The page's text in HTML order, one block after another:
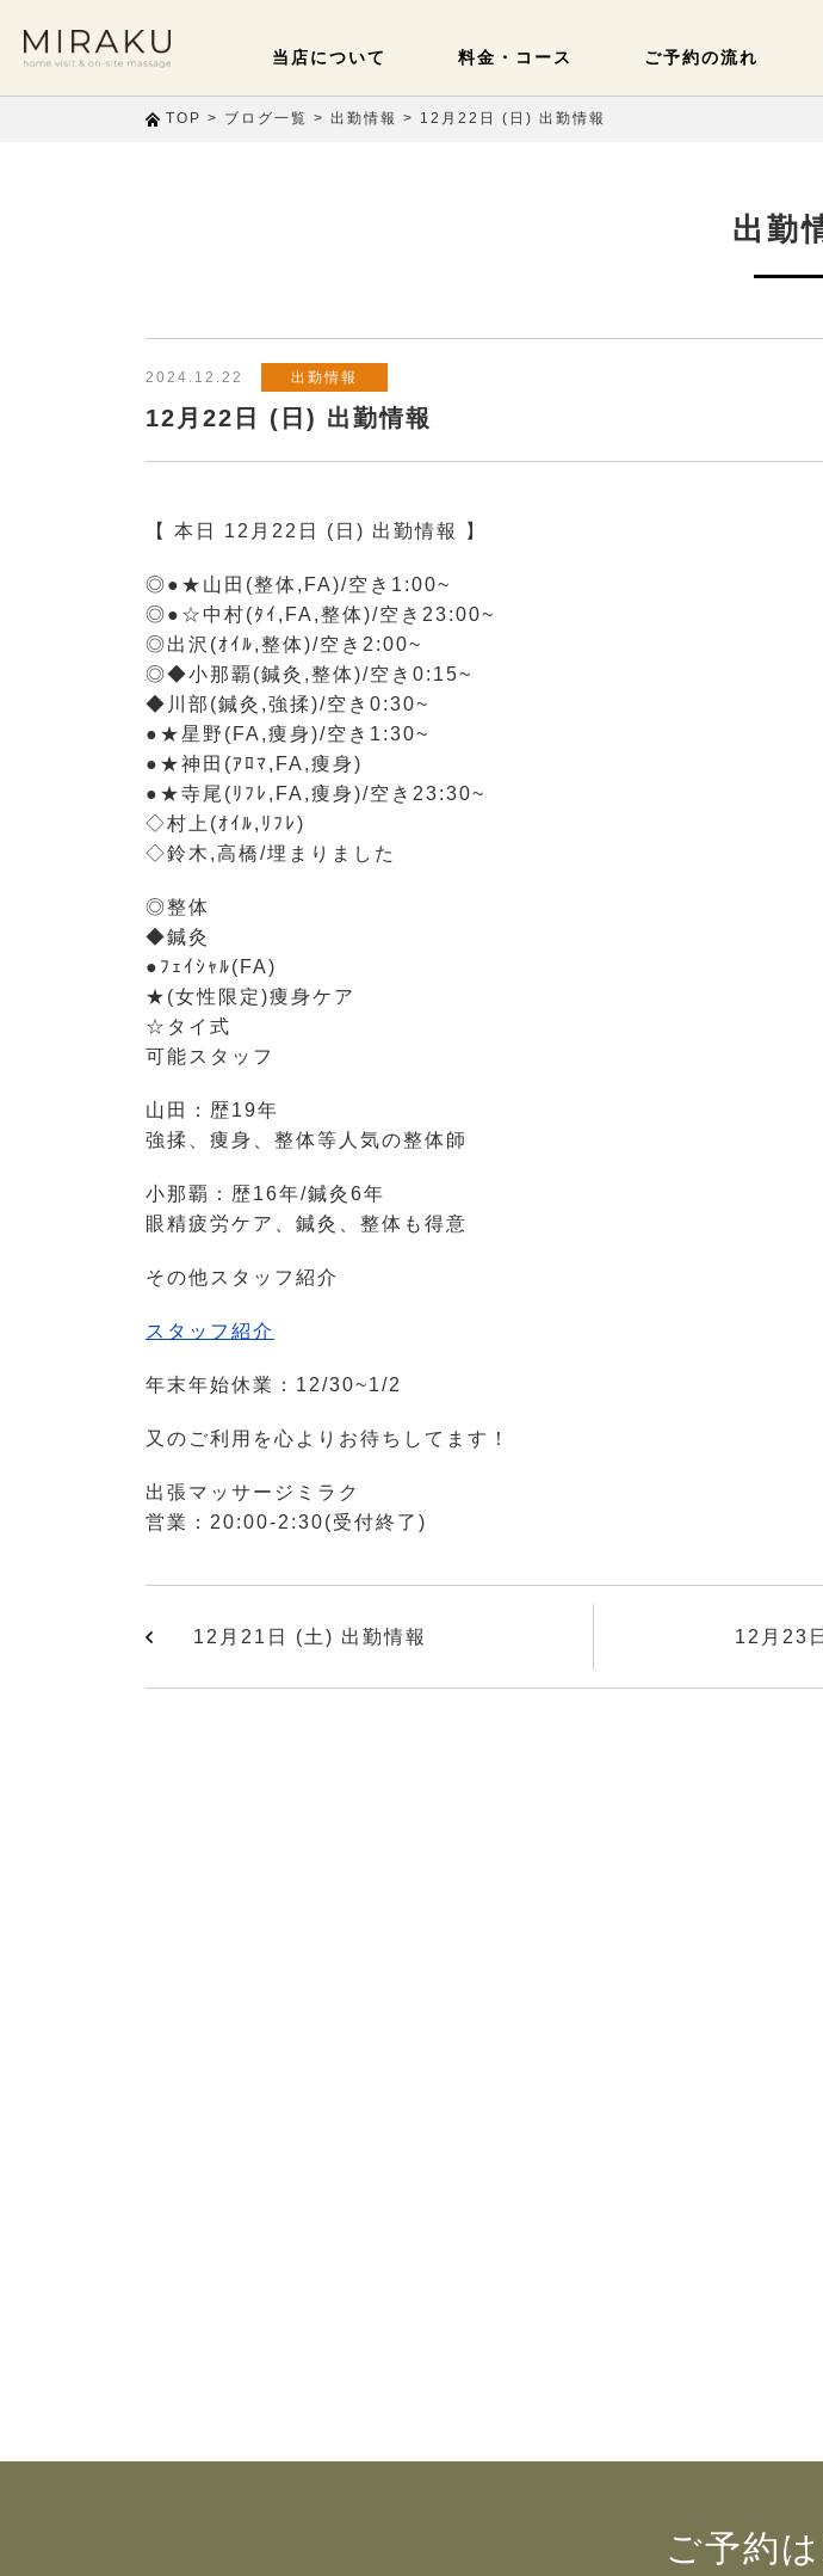
当店について 料金・コース ご予約の流れ
TOP > ブログ一覧 > 出勤情報 > 12月22日 (日) 出勤情報
出勤
2024.12.22 出勤情報
12月22日 (日) 出勤情報
【 本日 12月22日 (日) 出勤情報 】
◎●★山田(整体,FA)/空き1:00~
◎●☆中村(ﾀｲ,FA,整体)/空き23:00~
◎出沢(ｵｲﾙ,整体)/空き2:00~
◎◆小那覇(鍼灸,整体)/空き0:15~
◆川部(鍼灸,強揉)/空き0:30~
●★星野(FA,痩身)/空き1:30~
●★神田(ｱﾛﾏ,FA,痩身)
●★寺尾(ﾘﾌﾚ,FA,痩身)/空き23:30~
◇村上(ｵｲﾙ,ﾘﾌﾚ)
◇鈴木,高橋/埋まりました
◎整体
◆鍼灸
●ﾌｪｲｼｬﾙ(FA)
★(女性限定)痩身ケア
☆タイ式
可能スタッフ
山田：歴19年
強揉、痩身、整体等人気の整体師
小那覇：歴16年/鍼灸6年
眼精疲労ケア、鍼灸、整体も得意
その他スタッフ紹介
スタッフ紹介
年末年始休業：12/30~1/2
又のご利用を心よりお待ちしてます！
出張マッサージミラク
営業：20:00-2:30(受付終了)
12月21日 (土) 出勤情報 12月23
ご予約